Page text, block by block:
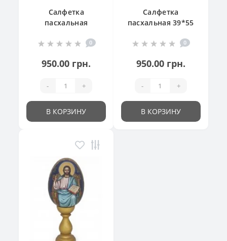
Салфетка
пасхальная
кошик"
0
950.00 грн.
- +
В КОРЗИНУ
Салфетка
пасхальная 39*55
0
950.00 грн.
- +
В КОРЗИНУ